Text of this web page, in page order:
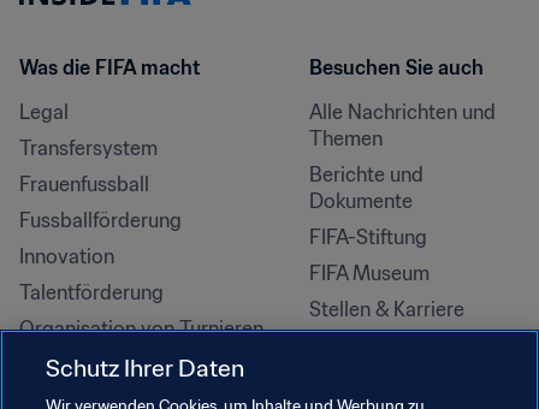
Was die FIFA macht
Legal
Transfersystem
Frauenfussball
Fussballförderung
Innovation
Talentförderung
Organisation von Turnieren
Nachhaltigkeit
Menschenrechte und
Besuchen Sie auch
Alle Nachrichten und
Themen
Berichte und
Dokumente
FIFA-Stiftung
FIFA Museum
Stellen & Karriere
Schutz Ihrer Daten